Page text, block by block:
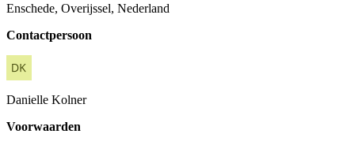
Enschede, Overijssel, Nederland
Contactpersoon
Danielle Kolner
Voorwaarden